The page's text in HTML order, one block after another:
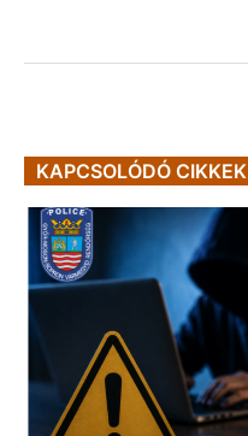
KAPCSOLÓDÓ CIKKEK